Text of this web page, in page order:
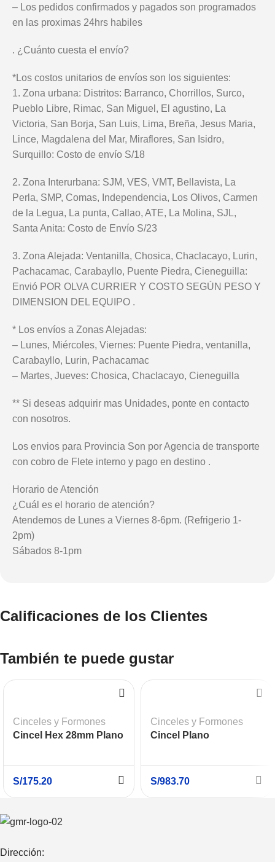
– Los pedidos confirmados y pagados son programados
en las proximas 24hrs habiles
. ¿Cuánto cuesta el envío?
*Los costos unitarios de envíos son los siguientes:
1. Zona urbana: Distritos: Barranco, Chorrillos, Surco,
Pueblo Libre, Rimac, San Miguel, El agustino, La
Victoria, San Borja, San Luis, Lima, Breña, Jesus Maria,
Lince, Magdalena del Mar, Miraflores, San Isidro,
Surquillo: Costo de envío S/18
2. Zona Interurbana: SJM, VES, VMT, Bellavista, La
Perla, SMP, Comas, Independencia, Los Olivos, Carmen
de la Legua, La punta, Callao, ATE, La Molina, SJL,
Santa Anita: Costo de Envío S/23
3. Zona Alejada: Ventanilla, Chosica, Chaclacayo, Lurin,
Pachacamac, Carabayllo, Puente Piedra, Cieneguilla:
Envió POR OLVA CURRIER Y COSTO SEGÚN PESO Y
DIMENSION DEL EQUIPO .
* Los envíos a Zonas Alejadas:
– Lunes, Miércoles, Viernes: Puente Piedra, ventanilla,
Carabayllo, Lurin, Pachacamac
– Martes, Jueves: Chosica, Chaclacayo, Cieneguilla
** Si deseas adquirir mas Unidades, ponte en contacto
con nosotros.
Los envios para Provincia Son por Agencia de transporte
con cobro de Flete interno y pago en destino .
Horario de Atención
¿Cuál es el horario de atención?
Atendemos de Lunes a Viernes 8-6pm. (Refrigerio 1-
2pm)
Sábados 8-1pm
Calificaciones de los Clientes
También te puede gustar
Cinceles y Formones
Cincel Hex 28mm Plano
S/175.20
Cinceles y Formones
Cincel Plano
10 UND BOSCH
S/983.70
Dirección: